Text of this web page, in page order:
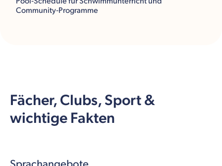
Community‑Programme
Fächer, Clubs, Sport &
wichtige Fakten